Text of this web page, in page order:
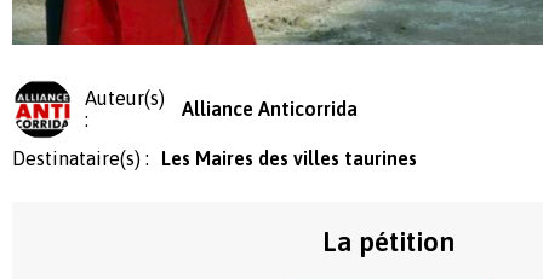
Auteur(s)
:
Alliance Anticorrida
Destinataire(s) : Les Maires des villes taurines
La pétition